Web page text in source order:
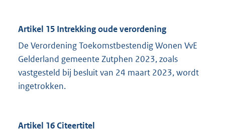
Artikel 15 Intrekking oude verordening
De Verordening Toekomstbestendig Wonen VvE
Gelderland gemeente Zutphen 2023, zoals
vastgesteld bij besluit van 24 maart 2023, wordt
ingetrokken.
Artikel 16 Citeertitel